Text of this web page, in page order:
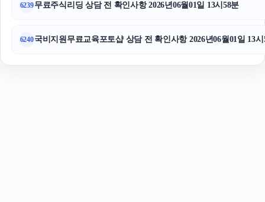
6239무료주식리딩 상담 전 확인사항 2026년06월01일 13시58분
6240국비지원무료교육포토샵 상담 전 확인사항 2026년06월01일 13시